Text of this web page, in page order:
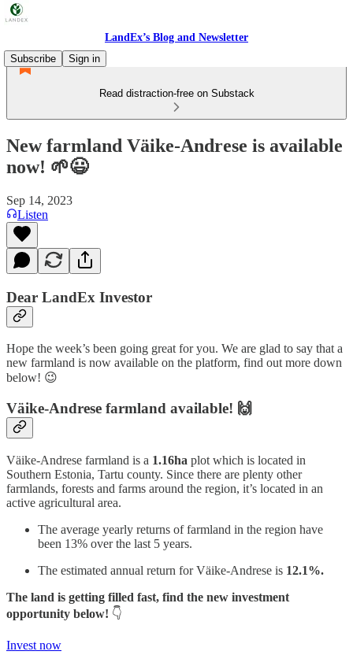
LandEx’s Blog and Newsletter
Subscribe
Sign in
Read distraction-free on Substack
New farmland Väike-Andrese is available
now! 🌱😃
Sep 14, 2023
Listen
Dear LandEx Investor
Hope the week’s been going great for you. We are glad to say that a
new farmland is now available on the platform, find out more down
below! 😉
Väike-Andrese farmland available! 🙌
Väike-Andrese farmland is a 1.16ha plot which is located in
Southern Estonia, Tartu county. Since there are plenty other
farmlands, forests and farms around the region, it’s located in an
active agricultural area.
The average yearly returns of farmland in the region have
been 13% over the last 5 years.
The estimated annual return for Väike-Andrese is 12.1%.
The land is getting filled fast, find the new investment
opportunity below! 👇
Invest now